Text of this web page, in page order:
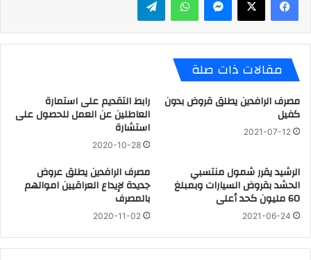
مقالات ذات صلة
مصرف الرافدين يطلق قروض بدون
كفيل
2021-07-12
رابط التقديم على استمارة
العاطلين عن العمل للحصول على
استشارة
2020-10-28
الرشيد يقرر شمول منتسبي
الحشد بقروض السيارات وبمبلغ
60 مليون كحد أعلى
2021-06-24
مصرف الرافدين يطلق عروض
جديدة لإيداع العراقيين اموالهم
بالمصرف
2020-11-02